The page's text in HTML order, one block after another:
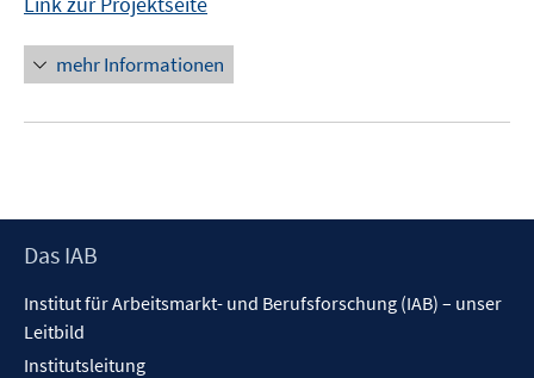
mehr Informationen
Footer
Das IAB
Institut für Arbeitsmarkt- und Berufsforschung (IAB) – unser
Leitbild
Institutsleitung